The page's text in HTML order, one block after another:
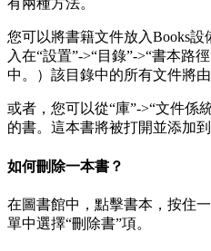
有兩種方法。
您可以將書籍文件放入Books
入在“設置”->“目錄”->“書本路
中。）該目錄中的所有文件將由
或者，您可以從“庫”->“文件係
的書。這本書將被打開並添加到
如何刪除一本書？
在圖書館中，點擊書本，按住
單中選擇“刪除書”項。